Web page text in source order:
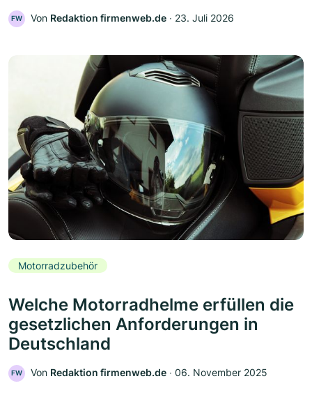
FW Von Redaktion firmenweb.de ‧ 23. Juli 2026
Motorradzubehör
Welche Motorradhelme erfüllen die
gesetzlichen Anforderungen in
Deutschland
FW Von Redaktion firmenweb.de ‧ 06. November 2025